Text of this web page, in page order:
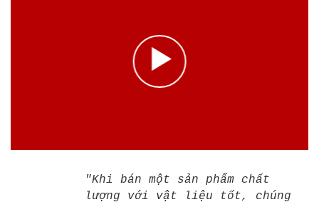
"Khi bán một sản phẩm chất
lượng với vật liệu tốt, chúng